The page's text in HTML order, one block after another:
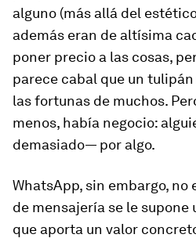
alguno (más allá del
además eran de altísima
poner precio a las cosas,
parece cabal que un
las fortunas de muchos.
menos, había negocio:
demasiado— por algo.
WhatsApp, sin embargo, no
de mensajería se le supone
que aporta un valor